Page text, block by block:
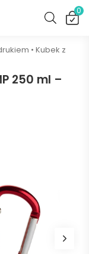
0
• Kubek z
250 ml –